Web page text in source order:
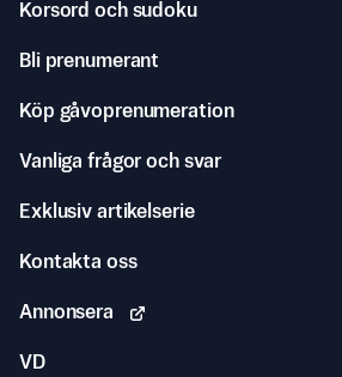
Korsord och sudoku
Bli prenumerant
Köp gåvoprenumeration
Vanliga frågor och svar
Exklusiv artikelserie
Kontakta oss
Annonsera
VD